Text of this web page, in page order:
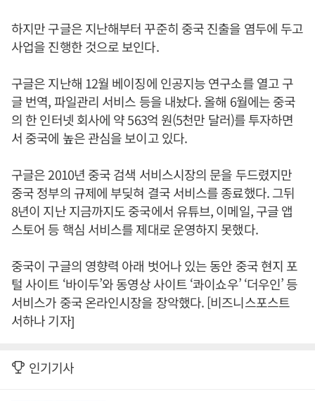
하지만 구글은 지난해부터 꾸준히 중국 진출을 염두에 두고
사업을 진행한 것으로 보인다.
구글은 지난해 12월 베이징에 인공지능 연구소를 열고 구
글 번역, 파일관리 서비스 등을 내놨다. 올해 6월에는 중국
의 한 인터넷 회사에 약 563억 원(5천만 달러)를 투자하면
서 중국에 높은 관심을 보이고 있다.
구글은 2010년 중국 검색 서비스시장의 문을 두드렸지만
중국 정부의 규제에 부딪혀 결국 서비스를 종료했다. 그뒤
8년이 지난 지금까지도 중국에서 유튜브, 이메일, 구글 앱
스토어 등 핵심 서비스를 제대로 운영하지 못했다.
중국이 구글의 영향력 아래 벗어나 있는 동안 중국 현지 포
털 사이트 ‘바이두’와 동영상 사이트 ‘콰이쇼우’ ‘더우인’ 등
서비스가 중국 온라인시장을 장악했다. [비즈니스포스트
서하나 기자]
인기기사